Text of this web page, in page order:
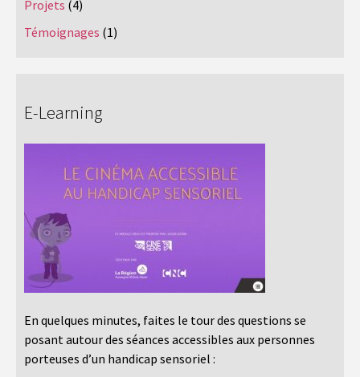
Projets (4)
Témoignages (1)
E-Learning
En quelques minutes, faites le tour des questions se
posant autour des séances accessibles aux personnes
porteuses d’un handicap sensoriel :